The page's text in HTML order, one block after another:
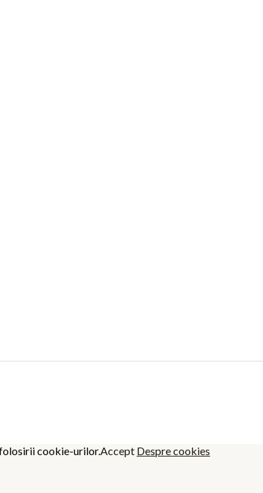
cookie-urilor.Accept Despre cookies